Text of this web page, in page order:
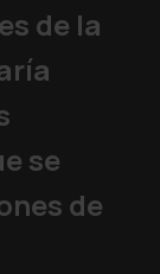
de la
se
de